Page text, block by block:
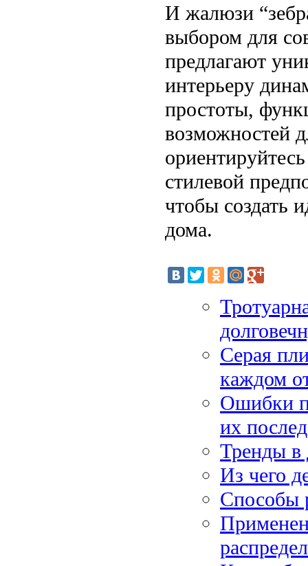
И жалюзи
выбором для
предлагают
интерьеру
простоты,
возможностей
стилевой
чтобы создать
дома.
Серая
каждом
Ошибки
их
Тренды в
Из чего
Способы